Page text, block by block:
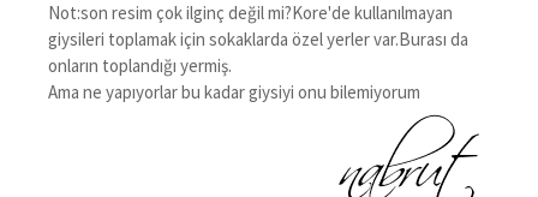
Not:son resim çok ilginç değil mi?Kore'de kullanılmayan
giysileri toplamak için sokaklarda özel yerler var.Burası da
onların toplandığı yermiş.
Ama ne yapıyorlar bu kadar giysiyi onu bilemiyorum